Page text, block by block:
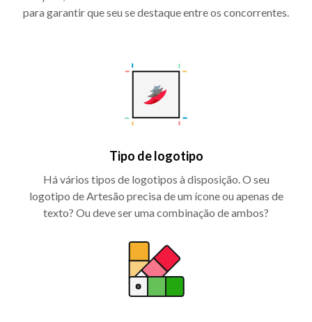
para garantir que seu se destaque entre os concorrentes.
Tipo de logotipo
Há vários tipos de logotipos à disposição. O seu
logotipo de Artesão precisa de um ícone ou apenas de
texto? Ou deve ser uma combinação de ambos?